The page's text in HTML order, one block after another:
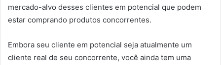
mercado-alvo desses clientes em potencial que podem
estar comprando produtos concorrentes.
Embora seu cliente em potencial seja atualmente um
cliente real de seu concorrente, você ainda tem uma